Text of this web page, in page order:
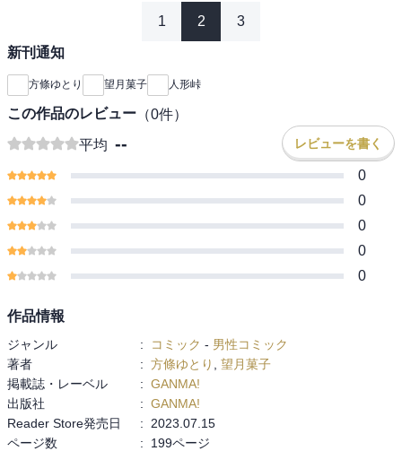
1 2 3
新刊通知
方條ゆとり 望月菓子 人形峠
この作品のレビュー （0件）
平均 -- レビューを書く
0
0
0
0
0
作品情報
ジャンル : コミック - 男性コミック
著者
: 方條ゆとり
望月菓子
掲載誌・レーベル
: GANMA!
出版社
: GANMA!
Reader Store発売日
:
2023.07.15
ページ数
:
199ページ